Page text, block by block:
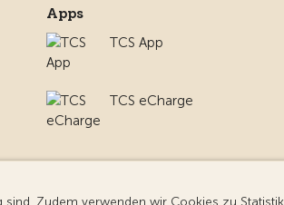
Apps
TCS App
TCS eCharge